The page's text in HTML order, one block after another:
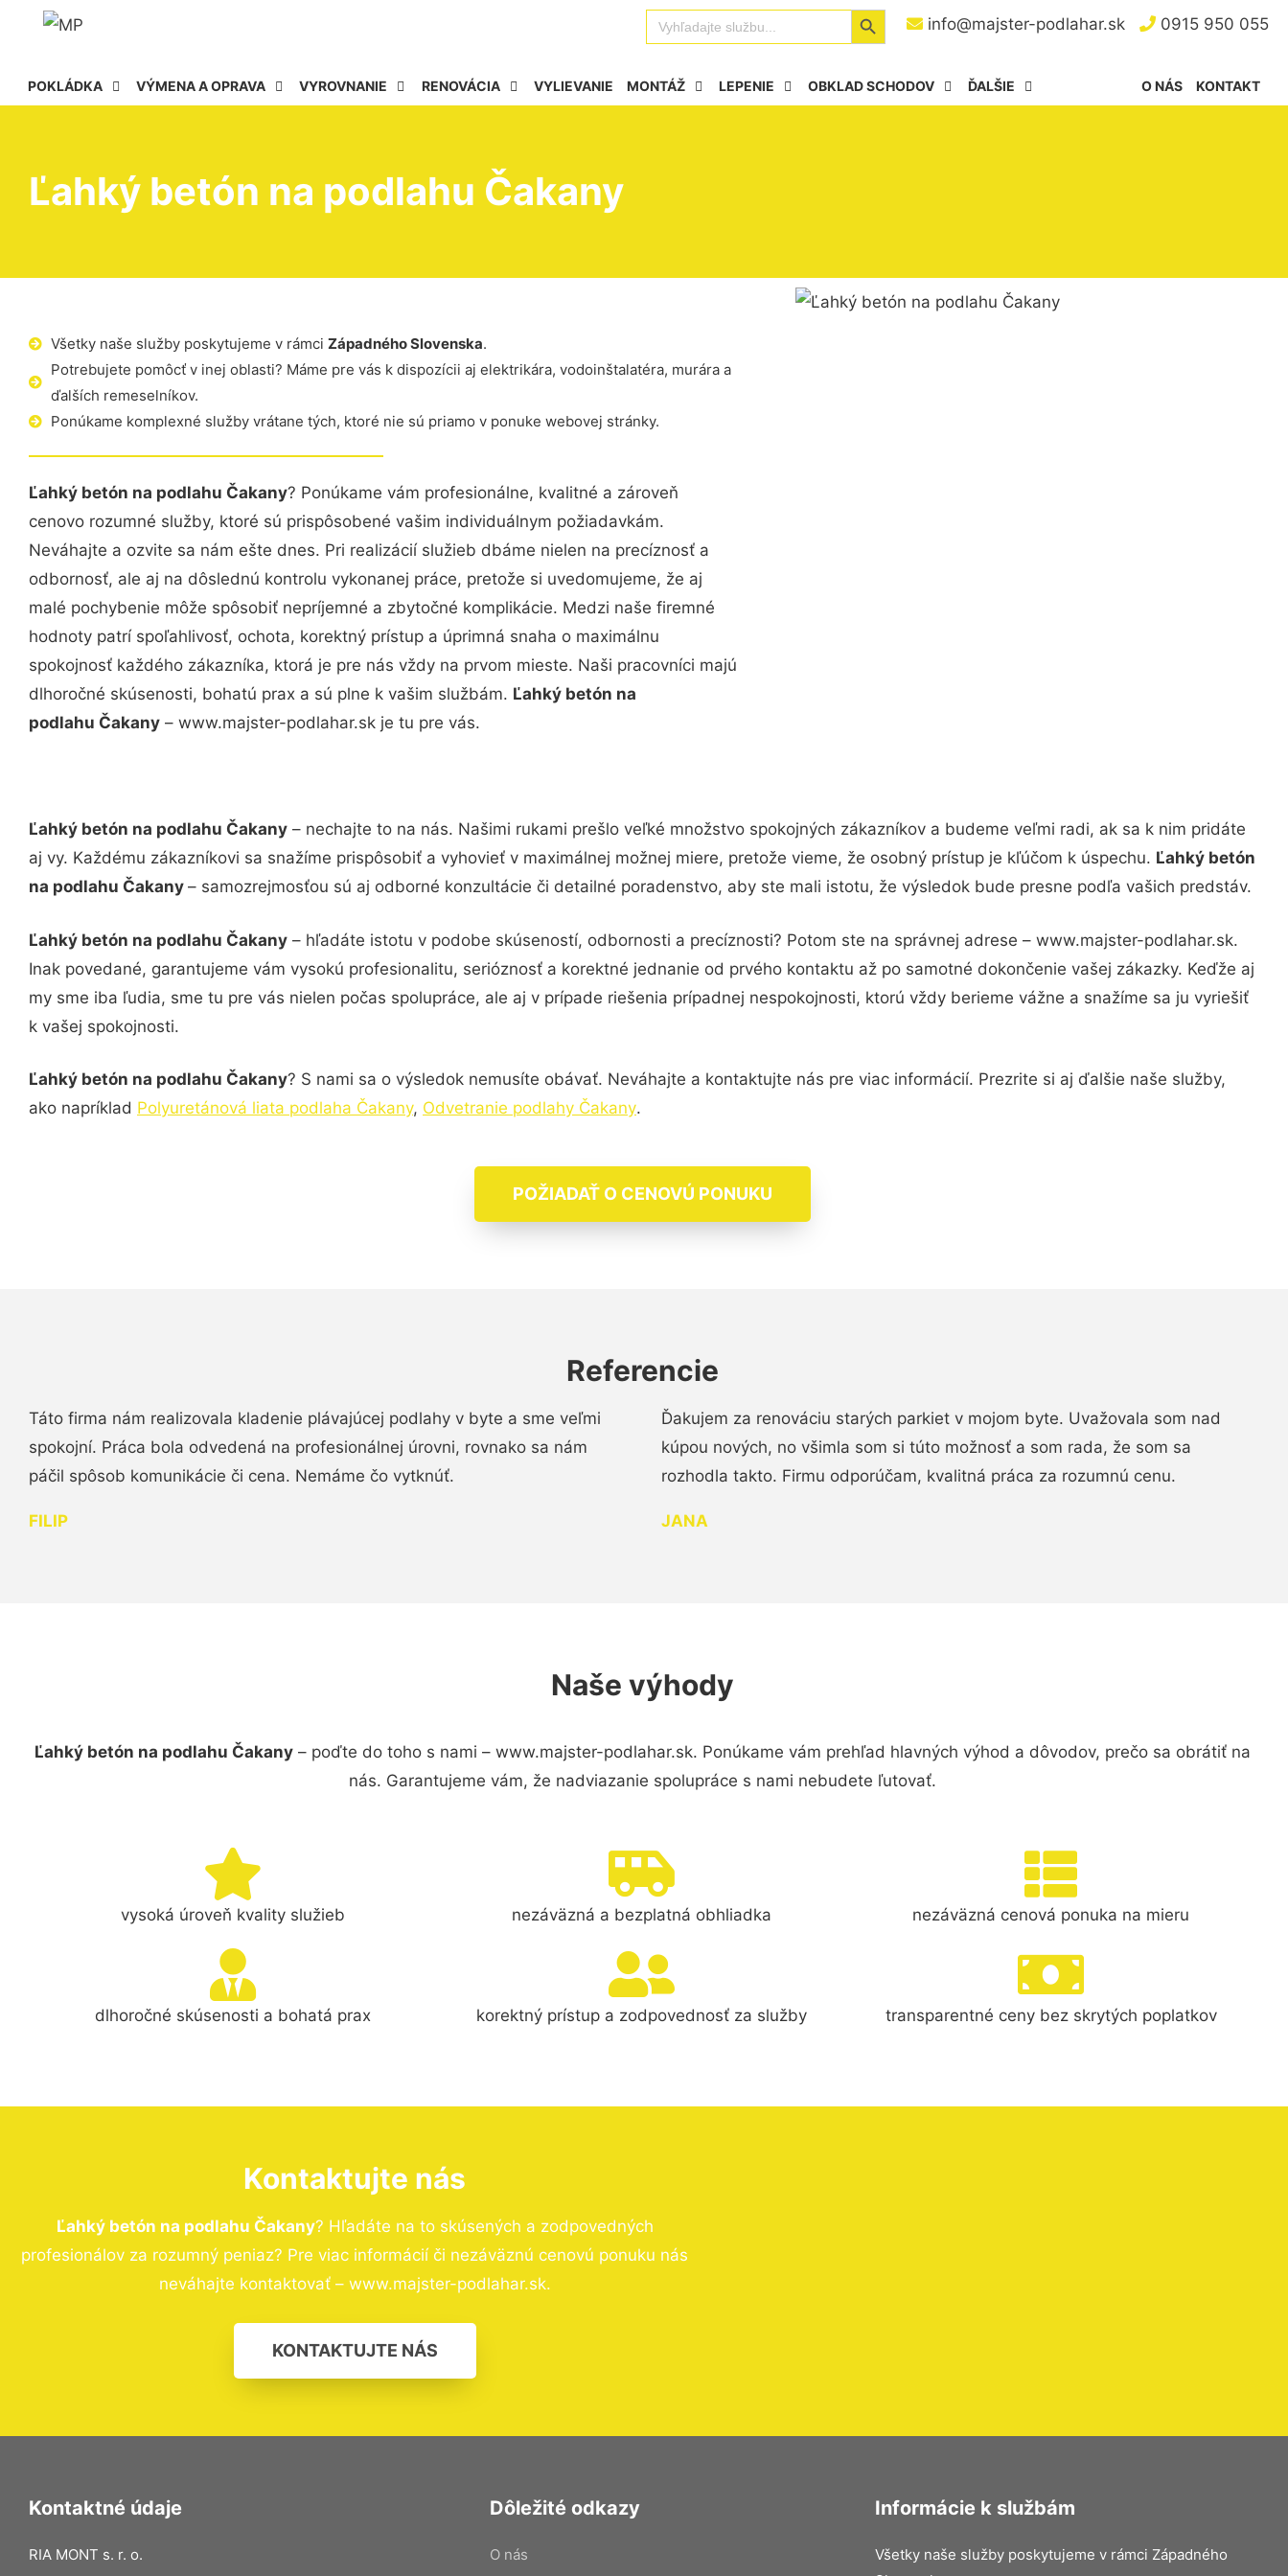
info@majster-podlahar.sk 0915 950 055
Search
for:
Search Button
POKLÁDKA VÝMENA A OPRAVA VYROVNANIE RENOVÁCIA VYLIEVANIE MONTÁŽ LEPENIE OBKLAD SCHODOV ĎALŠIE KONTAKT
O NÁS
Ľahký betón na podlahu Čakany
Všetky naše služby poskytujeme v rámci Západného Slovenska.
Potrebujete pomôcť v inej oblasti? Máme pre vás k dispozícii aj elektrikára, vodoinštalatéra, murára a
ďalších remeselníkov.
Ponúkame komplexné služby vrátane tých, ktoré nie sú priamo v ponuke webovej stránky.
Ľahký betón na podlahu Čakany? Ponúkame vám profesionálne, kvalitné a zároveň
cenovo rozumné služby, ktoré sú prispôsobené vašim individuálnym požiadavkám.
Neváhajte a ozvite sa nám ešte dnes. Pri realizácií služieb dbáme nielen na precíznosť a
odbornosť, ale aj na dôslednú kontrolu vykonanej práce, pretože si uvedomujeme, že aj
malé pochybenie môže spôsobiť nepríjemné a zbytočné komplikácie. Medzi naše firemné
hodnoty patrí spoľahlivosť, ochota, korektný prístup a úprimná snaha o maximálnu
spokojnosť každého zákazníka, ktorá je pre nás vždy na prvom mieste. Naši pracovníci majú
dlhoročné skúsenosti, bohatú prax a sú plne k vašim službám. Ľahký betón na
podlahu Čakany – www.majster-podlahar.sk je tu pre vás.
Ľahký betón na podlahu Čakany – nechajte to na nás. Našimi rukami prešlo veľké množstvo spokojných zákazníkov a budeme veľmi radi, ak sa k nim pridáte
aj vy. Každému zákazníkovi sa snažíme prispôsobiť a vyhovieť v maximálnej možnej miere, pretože vieme, že osobný prístup je kľúčom k úspechu. Ľahký betón
na podlahu Čakany – samozrejmosťou sú aj odborné konzultácie či detailné poradenstvo, aby ste mali istotu, že výsledok bude presne podľa vašich predstáv.
Ľahký betón na podlahu Čakany – hľadáte istotu v podobe skúseností, odbornosti a precíznosti? Potom ste na správnej adrese – www.majster-podlahar.sk.
Inak povedané, garantujeme vám vysokú profesionalitu, serióznosť a korektné jednanie od prvého kontaktu až po samotné dokončenie vašej zákazky. Keďže aj
my sme iba ľudia, sme tu pre vás nielen počas spolupráce, ale aj v prípade riešenia prípadnej nespokojnosti, ktorú vždy berieme vážne a snažíme sa ju vyriešiť
k vašej spokojnosti.
Ľahký betón na podlahu Čakany? S nami sa o výsledok nemusíte obávať. Neváhajte a kontaktujte nás pre viac informácií. Prezrite si aj ďalšie naše služby,
ako napríklad Polyuretánová liata podlaha Čakany, Odvetranie podlahy Čakany.
POŽIADAŤ O CENOVÚ PONUKU
Referencie
Táto firma nám realizovala kladenie plávajúcej podlahy v byte a sme veľmi
spokojní. Práca bola odvedená na profesionálnej úrovni, rovnako sa nám
páčil spôsob komunikácie či cena. Nemáme čo vytknúť.
FILIP
Ďakujem za renováciu starých parkiet v mojom byte. Uvažovala som nad
kúpou nových, no všimla som si túto možnosť a som rada, že som sa
rozhodla takto. Firmu odporúčam, kvalitná práca za rozumnú cenu.
JANA
Naše výhody
Ľahký betón na podlahu Čakany– poďte do toho s nami – www.majster-podlahar.sk. Ponúkame vám prehľad hlavných výhod a dôvodov, prečo sa obrátiť na
nás. Garantujeme vám, že nadviazanie spolupráce s nami nebudete ľutovať.
vysoká úroveň kvality služieb nezáväzná a bezplatná obhliadka nezáväzná cenová ponuka na mieru
dlhoročné skúsenosti a bohatá prax korektný prístup a zodpovednosť za služby transparentné ceny bez skrytých poplatkov
Kontaktujte nás
Ľahký betón na podlahu Čakany? Hľadáte na to skúsených a zodpovedných
profesionálov za rozumný peniaz? Pre viac informácií či nezáväznú cenovú ponuku nás
neváhajte kontaktovať – www.majster-podlahar.sk.
KONTAKTUJTE NÁS
Kontaktné údaje
RIA MONT s. r. o.
Dôležité odkazy
O nás
Informácie k službám
Všetky naše služby poskytujeme v rámci Západného